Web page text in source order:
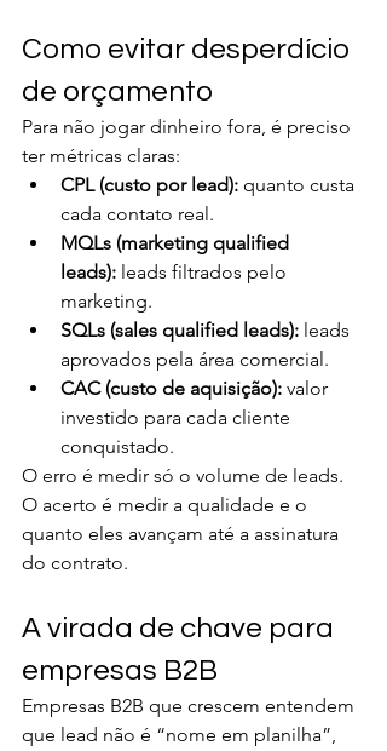
Como evitar desperdício
de orçamento
Para não jogar dinheiro fora, é preciso
ter métricas claras:
CPL (custo por lead): quanto custa
cada contato real.
MQLs (marketing qualified
leads): leads filtrados pelo
marketing.
SQLs (sales qualified leads): leads
aprovados pela área comercial.
CAC (custo de aquisição): valor
investido para cada cliente
conquistado.
O erro é medir só o volume de leads.
O acerto é medir a qualidade e o
quanto eles avançam até a assinatura
do contrato.
A virada de chave para
empresas B2B
Empresas B2B que crescem entendem
que lead não é “nome em planilha”,